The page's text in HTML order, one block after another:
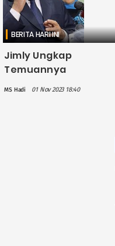
BERITA HARI INI
Jimly Ungkap
Temuannya
usai Periksa 3
MS Hadi 01 Nov 2023 18:40